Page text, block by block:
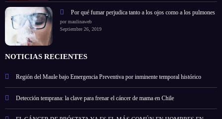
Por qué fumar perjudica tanto a los ojos como a los pulmones
por maulinaweb
Septiembre 26, 2019
NOTICIAS RECIENTES
Región del Maule bajo Emergencia Preventiva por inminente temporal histórico
Detección temprana: la clave para frenar el cáncer de mama en Chile